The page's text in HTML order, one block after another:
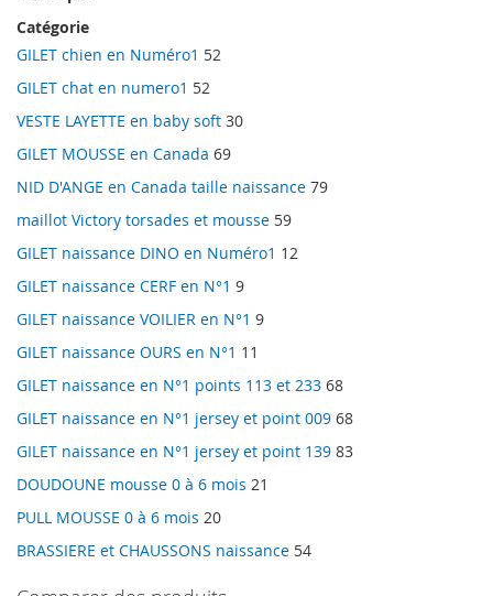
Catégorie
GILET chien en Numéro1 52
GILET chat en numero1 52
VESTE LAYETTE en baby soft 30
GILET MOUSSE en Canada 69
NID D'ANGE en Canada taille naissance 79
maillot Victory torsades et mousse 59
GILET naissance DINO en Numéro1 12
GILET naissance CERF en N°1 9
GILET naissance VOILIER en N°1 9
GILET naissance OURS en N°1 11
GILET naissance en N°1 points 113 et 233 68
GILET naissance en N°1 jersey et point 009 68
GILET naissance en N°1 jersey et point 139 83
DOUDOUNE mousse 0 à 6 mois 21
PULL MOUSSE 0 à 6 mois 20
BRASSIERE et CHAUSSONS naissance 54